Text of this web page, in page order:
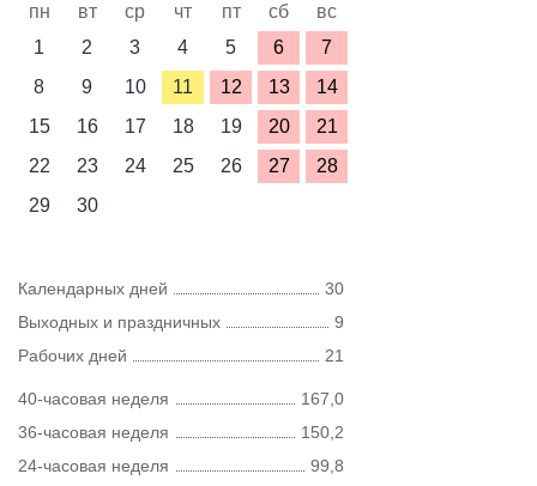
пн вт ср чт пт сб
вс
1
2 3 4 5 6
7
8
9 10 11 12 13
14
15
16 17 18 19 20
21
22
23 24 25 26 27
28
29
30
Календарных дней
30
Выходных и праздничных
9
Рабочих дней
21
40-часовая неделя
167,0
36-часовая неделя
150,2
24-часовая неделя
99,8